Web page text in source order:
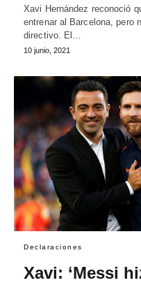
Xavi Hernández reconoció
entrenar al Barcelona, pero
directivo. El…
10 junio, 2021
Declaraciones
Xavi: ‘Messi